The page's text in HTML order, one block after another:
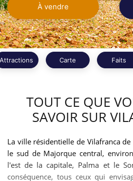
À vendre
Attractions Carte Faits
TOUT CE QUE
SAVOIR SUR
La ville résidentielle de Vilafranca
le sud de Majorque central,
l'est de la capitale, Palma et le
conséquence, tous ceux qui